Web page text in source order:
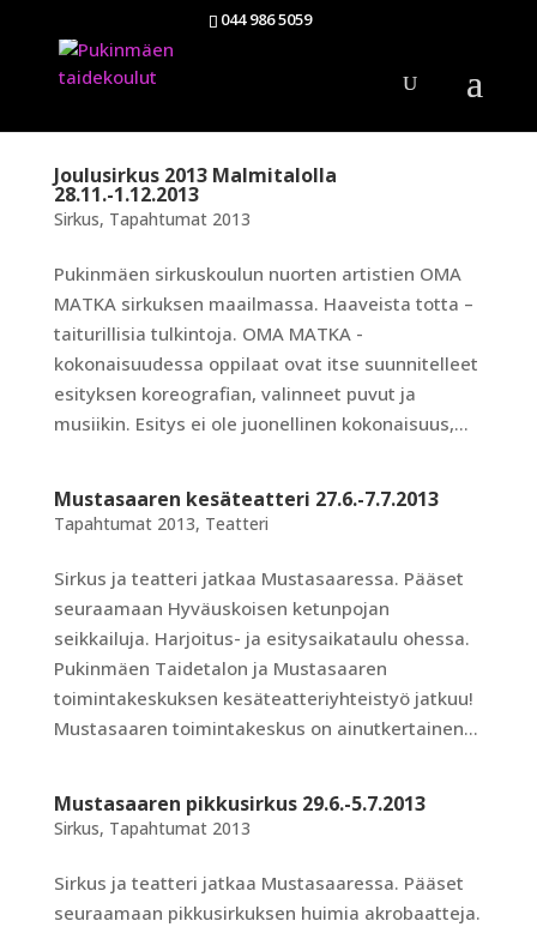
044 986 5059
Joulusirkus 2013 Malmitalolla
28.11.-1.12.2013
Sirkus, Tapahtumat 2013
Pukinmäen sirkuskoulun nuorten artistien OMA
MATKA sirkuksen maailmassa. Haaveista totta –
taiturillisia tulkintoja. OMA MATKA -
kokonaisuudessa oppilaat ovat itse suunnitelleet
esityksen koreografian, valinneet puvut ja
musiikin. Esitys ei ole juonellinen kokonaisuus,...
Mustasaaren kesäteatteri 27.6.-7.7.2013
Tapahtumat 2013, Teatteri
Sirkus ja teatteri jatkaa Mustasaaressa. Pääset
seuraamaan Hyväuskoisen ketunpojan
seikkailuja. Harjoitus- ja esitysaikataulu ohessa.
Pukinmäen Taidetalon ja Mustasaaren
toimintakeskuksen kesäteatteriyhteistyö jatkuu!
Mustasaaren toimintakeskus on ainutkertainen...
Mustasaaren pikkusirkus 29.6.-5.7.2013
Sirkus, Tapahtumat 2013
Sirkus ja teatteri jatkaa Mustasaaressa. Pääset
seuraamaan pikkusirkuksen huimia akrobaatteja.